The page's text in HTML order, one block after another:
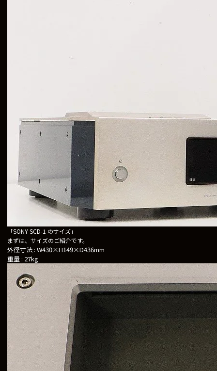
「SONY SCD-1 のサイズ」
まずは、サイズのご紹介です。
外径寸法 : W430×H149×D436mm
重量 : 27kg